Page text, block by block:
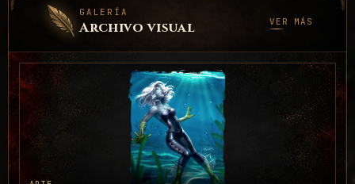
GALERÍA
Archivo visual VER MÁS